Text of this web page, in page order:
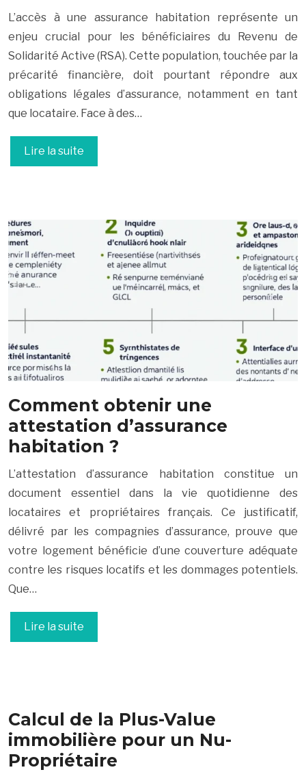
L’accès à une assurance habitation représente un
enjeu crucial pour les bénéficiaires du Revenu de
Solidarité Active (RSA). Cette population, touchée par la
précarité financière, doit pourtant répondre aux
obligations légales d’assurance, notamment en tant
que locataire. Face à des…
Lire la suite
Comment obtenir une
attestation d’assurance
habitation ?
L’attestation d’assurance habitation constitue un
document essentiel dans la vie quotidienne des
locataires et propriétaires français. Ce justificatif,
délivré par les compagnies d’assurance, prouve que
votre logement bénéficie d’une couverture adéquate
contre les risques locatifs et les dommages potentiels.
Que…
Lire la suite
Calcul de la Plus-Value
immobilière pour un Nu-
Propriétaire